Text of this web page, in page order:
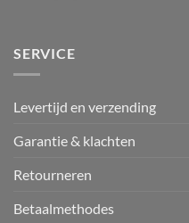
SERVICE
Levertijd en verzending
Garantie & klachten
Retourneren
Betaalmethodes